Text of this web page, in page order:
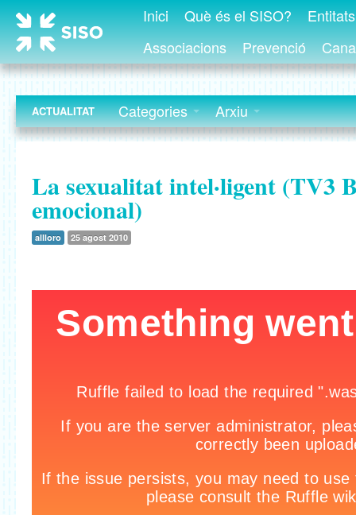
Inici Què és el SISO?
Associacions
Prevenció
ACTUALITAT Categories Arxiu
La sexualitat intel·ligent (TV3
emocional)
allloro 25 agost 2010